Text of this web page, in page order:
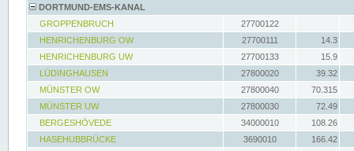
DORTMUND-EMS-KANAL
GROPPENBRUCH
27700122
HENRICHENBURG OW
27700111
14.3
HENRICHENBURG UW
27700133
15.9
LÜDINGHAUSEN
27800020
39.32
MÜNSTER OW
27800040
70.315
MÜNSTER UW
27800030
72.49
BERGESHÖVEDE
34000010
108.26
HASEHUBBRÜCKE
3690010
166.42